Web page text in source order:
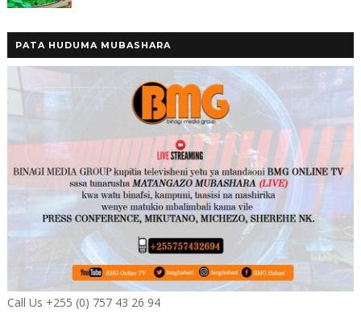
PATA HUDUMA MUBASHARA
Call Us +255 (0) 757 43 26 94